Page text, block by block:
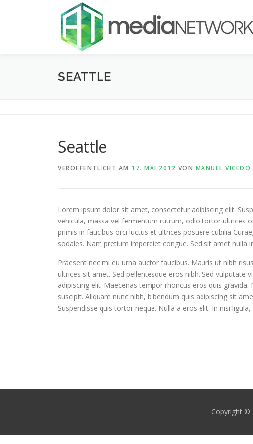
SEATTLE
Seattle
VERÖFFENTLICHT AM 17. MAI 2012 VON MANUEL VICEDO
Lorem ipsum dolor sit amet, consectetur adipiscing elit.
vehicula, massa vel fermentum rutrum, odio tortor ultrices
primis in faucibus orci luctus et ultrices posuere cubilia
sodales. Nam pretium imperdiet congue. Sed sit amet nulla
Praesent nec mi eu urna auctor faucibus. Mauris ut nibh
ultrices sit amet. Sed pellentesque eros nibh. Sed
adipiscing elit. Maecenas tempor rhoncus eros quis
suscipit. Aliquam nunc nibh, bibendum quis adipiscing sit
Suspendisse quis tortor neque. Nulla a eros elit. In nisi
Copyright ©